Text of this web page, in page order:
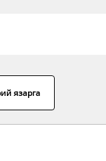
язарга